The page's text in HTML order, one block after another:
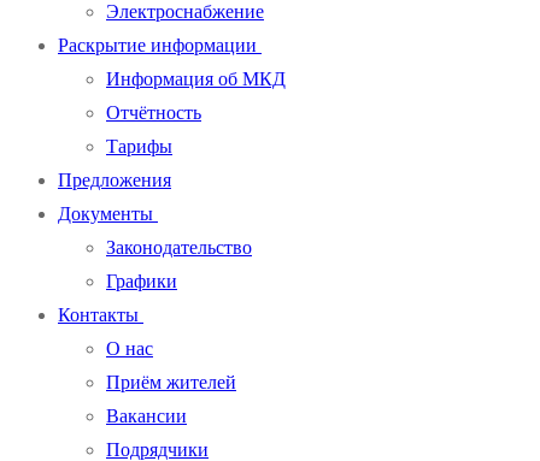
Электроснабжение
Раскрытие информации
Информация об МКД
Отчётность
Тарифы
Предложения
Документы
Законодательство
Графики
Контакты
О нас
Приём жителей
Вакансии
Подрядчики